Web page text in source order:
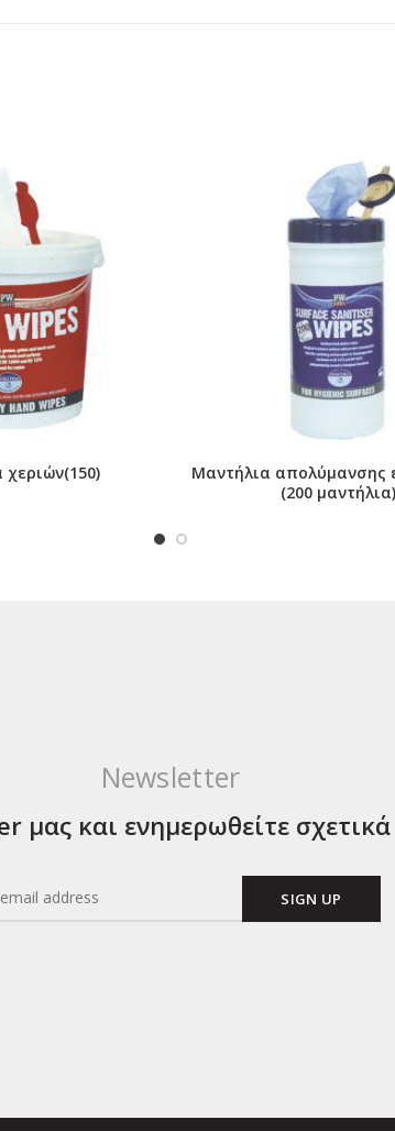
Μαντήλια απολύμανσης
(200 μαντήλια)
Newsletter
και ενημερωθείτε